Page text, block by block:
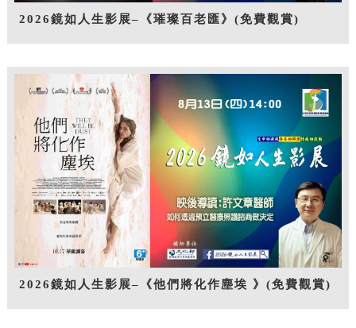
2026鏡如人生影展–《璀璨百老匯》(免費觀賞)
2026鏡如人生影展–《他們將化作塵埃 》(免費觀賞)